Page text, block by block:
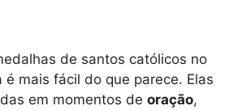
de santos católicos no
é mais fácil do que parece. Elas
em momentos de oração,